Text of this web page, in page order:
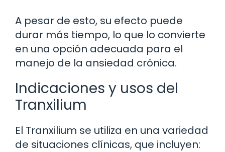
A pesar de esto, su efecto puede
durar más tiempo, lo que lo convierte
en una opción adecuada para el
manejo de la ansiedad crónica.
Indicaciones y usos del
Tranxilium
El Tranxilium se utiliza en una variedad
de situaciones clínicas, que incluyen: